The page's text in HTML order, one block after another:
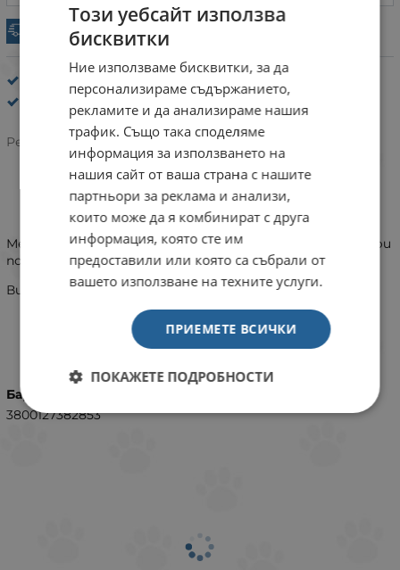
Експресна доставка
Рейтинг:
ИНФОРМАЦИЯ
Метално колие за разходка на кучета от средни и едри
породи.
Висококачествено месингово покритие.
ХАРАКТЕРИСТИКИ
Баркод (ISBN, UPC, др.)
3800127382853
Този уебсайт използва
бисквитки
Ние използваме бисквитки, за да
персонализираме съдържанието,
рекламите и да анализираме нашия
трафик. Също така споделяме
информация за използването на
нашия сайт от ваша страна с нашите
партньори за реклама и анализи,
които може да я комбинират с друга
информация, която сте им
предоставили или която са събрали от
вашето използване на техните услуги.
ПРИЕМЕТЕ ВСИЧКИ
ПОКАЖЕТЕ ПОДРОБНОСТИ